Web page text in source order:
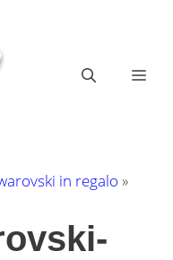
in regalo »